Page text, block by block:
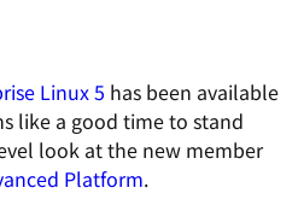
Linux 5 has been available
like a good time to stand
look at the new member
Platform.